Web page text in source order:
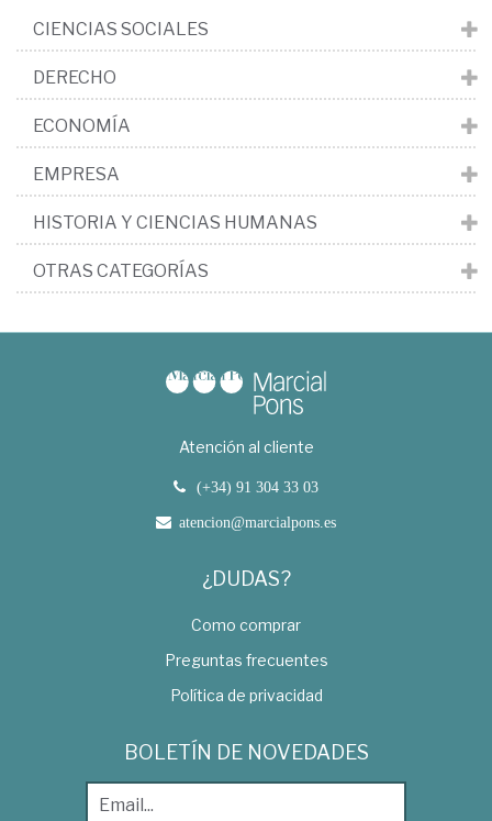
CIENCIAS SOCIALES
DERECHO
ECONOMÍA
EMPRESA
HISTORIA Y CIENCIAS HUMANAS
OTRAS CATEGORÍAS
Atención al cliente
(+34) 91 304 33 03
atencion@marcialpons.es
¿DUDAS?
Como comprar
Preguntas frecuentes
Política de privacidad
BOLETÍN DE NOVEDADES